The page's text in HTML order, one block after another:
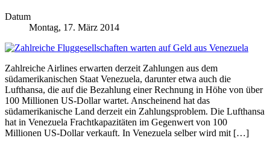
Datum
Montag, 17. März 2014
Zahlreiche Airlines erwarten derzeit Zahlungen aus dem
südamerikanischen Staat Venezuela, darunter etwa auch die
Lufthansa, die auf die Bezahlung einer Rechnung in Höhe von über
100 Millionen US-Dollar wartet. Anscheinend hat das
südamerikanische Land derzeit ein Zahlungsproblem. Die Lufthansa
hat in Venezuela Frachtkapazitäten im Gegenwert von 100
Millionen US-Dollar verkauft. In Venezuela selber wird mit […]